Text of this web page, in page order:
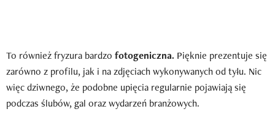
To również fryzura bardzo fotogeniczna. Pięknie prezentuje się
zarówno z profilu, jak i na zdjęciach wykonywanych od tyłu. Nic
więc dziwnego, że podobne upięcia regularnie pojawiają się
podczas ślubów, gal oraz wydarzeń branżowych.